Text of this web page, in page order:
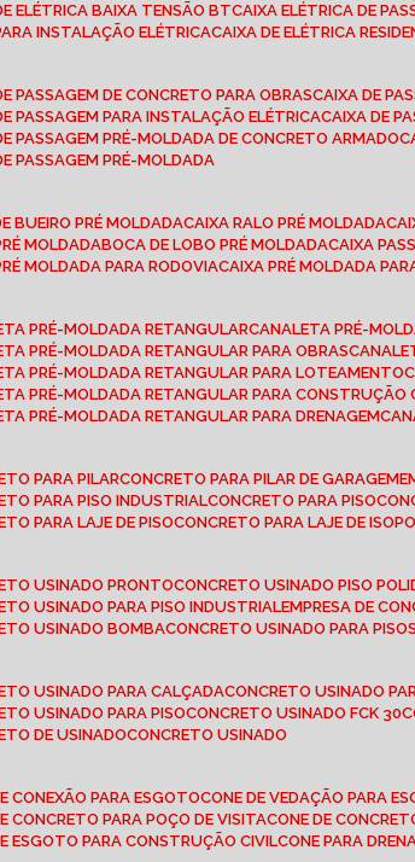
ELÉTRICA BAIXA TENSÃO BT
CAIXA ELÉTRICA DE
INSTALAÇÃO ELÉTRICA CAIXA DE ELÉTRICA
PASSAGEM DE CONCRETO PARA OBRAS CAIXA DE
PASSAGEM PARA INSTALAÇÃO ELÉTRICA CAIXA DE
PASSAGEM PRÉ-MOLDADA DE CONCRETO ARMADO
PASSAGEM PRÉ-MOLDADA
BUEIRO PRÉ MOLDADA CAIXA RALO PRÉ MOLDADA
MOLDADA
BOCA DE LOBO PRÉ MOLDADA CAIXA
MOLDADA PARA RODOVIA
CAIXA PRÉ MOLDADA
PRÉ-MOLDADA RETANGULAR CANALETA PRÉ-
PRÉ-MOLDADA RETANGULAR PARA OBRAS
PRÉ-MOLDADA RETANGULAR PARA LOTEAMENTO
PRÉ-MOLDADA RETANGULAR PARA CONSTRUÇÃO
PRÉ-MOLDADA RETANGULAR PARA DRENAGEM
PARA PILAR CONCRETO PARA PILAR DE GARAGEM
PARA PISO INDUSTRIAL CONCRETO PARA PISO
PARA LAJE DE PISO CONCRETO PARA LAJE DE
USINADO PRONTO
CONCRETO USINADO PISO
USINADO PARA PISO INDUSTRIAL EMPRESA DE
USINADO BOMBA CONCRETO USINADO PARA PISOS
USINADO PARA CALÇADA CONCRETO USINADO
USINADO PARA PISO CONCRETO USINADO FCK 30
DE USINADO CONCRETO USINADO
CONEXÃO PARA ESGOTO CONE DE VEDAÇÃO PARA
CONCRETO PARA POÇO DE VISITA CONE DE
ESGOTO PARA CONSTRUÇÃO CIVIL CONE PARA